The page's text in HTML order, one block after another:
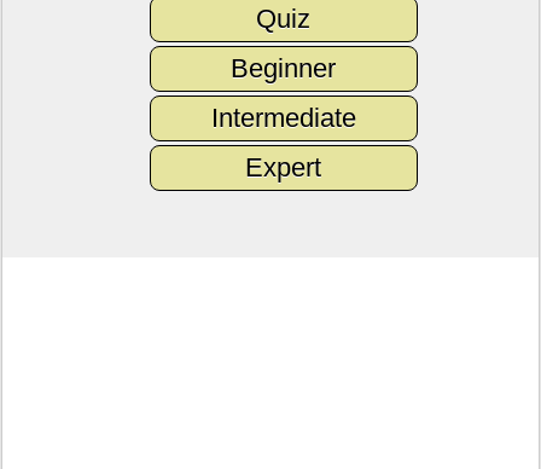
Quiz
Beginner
Intermediate
Expert